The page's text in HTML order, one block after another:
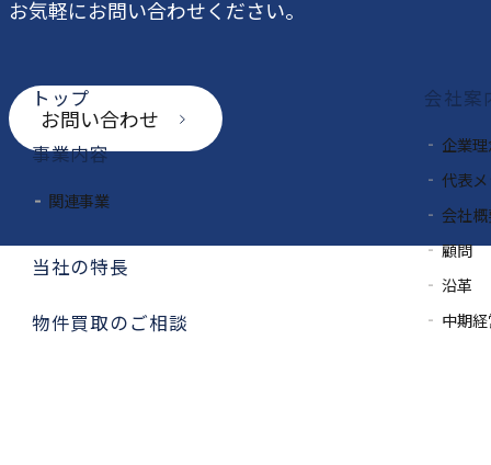
お気軽にお問い合わせください。
お問い合わせ
トップ
事業内容
関連事業
当社の特長
物件買取のご相談
会社案
企業
代表
会社
顧問
沿革
中期